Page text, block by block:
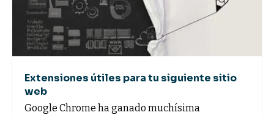
Extensiones útiles para tu siguiente sitio
web
Google Chrome ha ganado muchísima